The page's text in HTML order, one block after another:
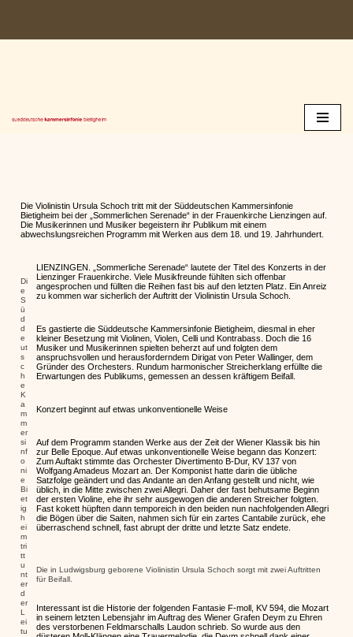
Zum
Die Violinistin Ursula Schoch tritt mit der Süddeutschen Kammersinfonie
Bietigheim bei der „Sommerlichen Serenade“ in der Frauenkirche Lienzingen auf.
Die Musikerinnen und Musiker begeistern ihr Publikum mit einem
abwechslungsreichen Programm mit Werken aus dem 18. und 19. Jahrhundert.
Di
e
S
ü
d
d
e
ut
s
c
h
e
K
a
m
m
er
si
nf
o
ni
e
Bi
et
ig
h
ei
m
tri
tt
u
nt
er
d
er
L
ei
tu
LIENZINGEN. „Sommerliche Serenade“ lautete der Titel des Konzerts in der
Lienzinger Frauenkirche. Viele Musikfreunde fühlten sich offenbar
angesprochen und füllten die Reihen fast bis auf den letzten Platz. Ein Anreiz
zu kommen war sicherlich der Auftritt der Violinistin Ursula Schoch.
Es gastierte die Süddeutsche Kammersinfonie Bietigheim, diesmal in eher
kleiner Besetzung mit Violinen, Violen, Celli und Kontrabass. Doch die 16
Musiker und Musikerinnen spielten beherzt auf und folgten dem
anspruchsvollen und herausforderndem Dirigat von Peter Wallinger, dem
Gründer des Orchesters. Rundum harmonischer Streicherklang erfüllte die
Erwartungen des Publikums, gemessen an dessen kräftigem Beifall.
Konzert beginnt auf etwas unkonventionelle Weise
Auf dem Programm standen Werke aus der Zeit der Wiener Klassik bis hin
zur Belle Epoque. Auf etwas unkonventionelle Weise begann das Konzert:
Zum Auftakt stimmte das Orchester Divertimento B-Dur, KV 137 von
Wolfgang Amadeus Mozart an. Der Komponist hatte darin die übliche
Satzfolge geändert und das Andante an den Anfang gestellt und nicht, wie
üblich, in die Mitte zwischen zwei Allegri. Daher der fast behutsame Beginn
der ersten Violine, ehe ihr sehr ausgewogen die anderen Streicher folgten.
Fast kokett hüpften dann temporeich in den beiden nun nachfolgenden Allegri
die Bögen über die Saiten, nahmen sich für ein zartes Cantabile zurück, ehe
überraschend schnell, fast abrupt der dritte und letzte Satz endete.
Die in Ludwigsburg geborene Violinistin Ursula Schoch sorgt mit zwei Auftritten
für Beifall.
Interessant ist die Historie der folgenden Fantasie F-moll, KV 594, die Mozart
in seinem letzten Lebensjahr im Auftrag des Wiener Grafen Deym zu Ehren
des verstorbenen Feldmarschalls Laudon schrieb. So wurde aus den